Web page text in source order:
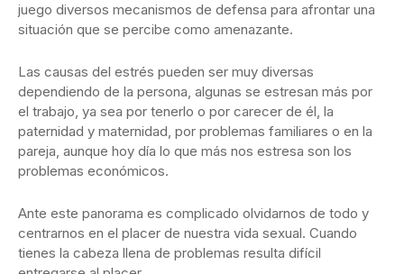
juego diversos mecanismos de defensa para afrontar una
situación que se percibe como amenazante.
Las causas del estrés pueden ser muy diversas
dependiendo de la persona, algunas se estresan más por
el trabajo, ya sea por tenerlo o por carecer de él, la
paternidad y maternidad, por problemas familiares o en la
pareja, aunque hoy día lo que más nos estresa son los
problemas económicos.
Ante este panorama es complicado olvidarnos de todo y
centrarnos en el placer de nuestra vida sexual. Cuando
tienes la cabeza llena de problemas resulta difícil